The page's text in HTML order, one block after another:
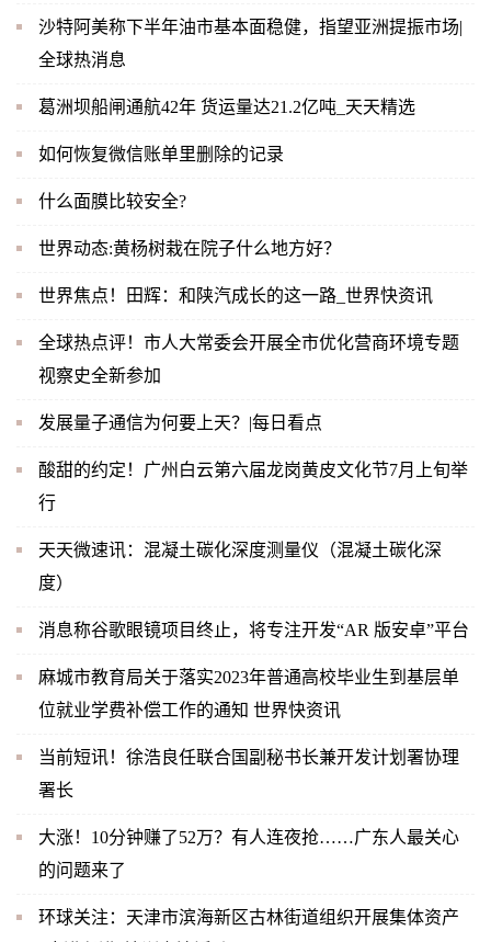
沙特阿美称下半年油市基本面稳健，指望亚洲提振市场|
全球热消息
葛洲坝船闸通航42年 货运量达21.2亿吨_天天精选
如何恢复微信账单里删除的记录
什么面膜比较安全?
世界动态:黄杨树栽在院子什么地方好？
世界焦点！田辉：和陕汽成长的这一路_世界快资讯
全球热点评！市人大常委会开展全市优化营商环境专题
视察史全新参加
发展量子通信为何要上天？|每日看点
酸甜的约定！广州白云第六届龙岗黄皮文化节7月上旬举
行
天天微速讯：混凝土碳化深度测量仪（混凝土碳化深
度）
消息称谷歌眼镜项目终止，将专注开发“AR 版安卓”平台
麻城市教育局关于落实2023年普通高校毕业生到基层单
位就业学费补偿工作的通知 世界快资讯
当前短讯！徐浩良任联合国副秘书长兼开发计划署协理
署长
大涨！10分钟赚了52万？有人连夜抢……广东人最关心
的问题来了
环球关注：天津市滨海新区古林街道组织开展集体资产